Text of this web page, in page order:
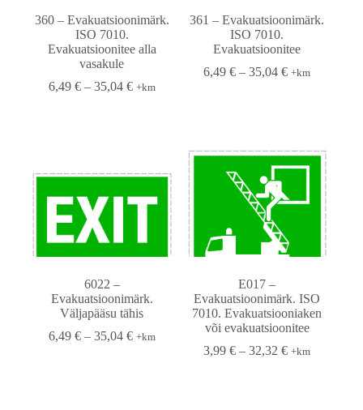
360 – Evakuatsioonimärk.
ISO 7010.
Evakuatsioonitee alla
vasakule
6,49 € – 35,04 € +km
361 – Evakuatsioonimärk.
ISO 7010.
Evakuatsioonitee
6,49€ – 35,04€ +km
6022 –
Evakuatsioonimärk.
Väljapääsu tähis
6,49 € – 35,04 € +km
E017 –
Evakuatsioonimärk. ISO
7010. Evakuatsiooniaken
või evakuatsioonitee
3,99€ – 32,32€ +km